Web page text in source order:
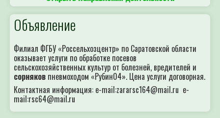
Объявление
Филиал ФГБУ «Россельхозцентр» по Саратовской области
оказывает услуги по обработке посевов
сельскохозяйственных культур от болезней, вредителей и
сорняковпневмоходом «Рубин04». Цена услуги договорная.
Контактная информация: e-mail:zararsc164@mail.ru e-
mail:rsc64@mail.ru